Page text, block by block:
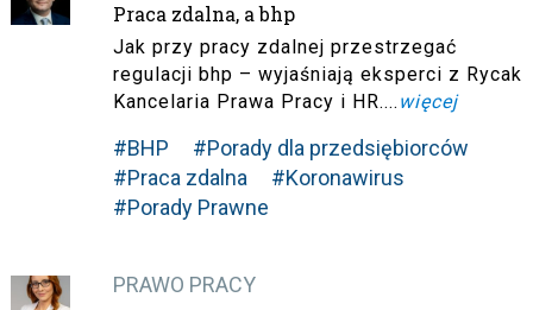
Praca zdalna, a bhp
Jak przy pracy zdalnej przestrzegać
regulacji bhp – wyjaśniają eksperci z Rycak
Kancelaria Prawa Pracy i HR.... więcej
#BHP
#Porady dla przedsiębiorców
#Praca zdalna
#Koronawirus
#Porady Prawne
PRAWO PRACY